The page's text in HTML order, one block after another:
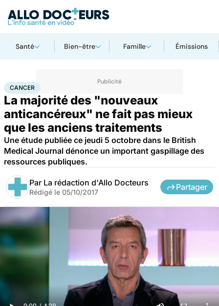
Santé Bien-être Famille Émissions
AccueilSanté Cancer
CANCER
La majorité des "nouveaux
anticancéreux" ne fait pas mieux
que les anciens traitements
Une étude publiée ce jeudi 5 octobre dans le British
Medical Journal dénonce un important gaspillage des
ressources publiques.
Par La rédaction d'Allo Docteurs
Rédigé le 05/10/2017
Partager